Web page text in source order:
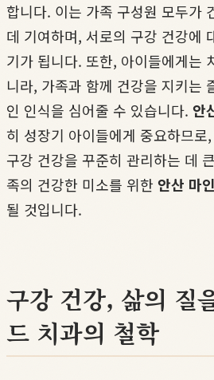
합니다. 이는 가족 구성원 모두가
데 기여하며, 서로의 구강 건강에
기가 됩니다. 또한, 아이들에게는
니라, 가족과 함께 건강을 지키는
인 인식을 심어줄 수 있습니다. 안
히 성장기 아이들에게 중요하므로
구강 건강을 꾸준히 관리하는 데
족의 건강한 미소를 위한 안산 마
될 것입니다.
구강 건강, 삶의 질
드 치과의 철학